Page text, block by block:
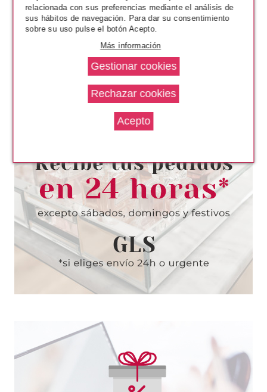
Pvr 57.90€
-40%
desde
34.75€
GUERLAIN
GUERLAIN TERRACOTTA LE
TEINT 3C ROSE 35 ML
Pvr 57.90€
-40%
desde
34.75€
relacionada con sus preferencias mediante el análisis de
sus hábitos de navegación. Para dar su consentimiento
sobre su uso pulse el botón Acepto.
Más información